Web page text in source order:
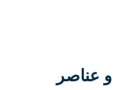
عناصر